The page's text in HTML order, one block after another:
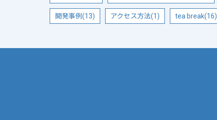
開発事例(13) アクセス方法(1) tea break(16)